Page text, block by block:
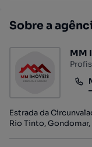
Sobre a
MM
Estrada da
Rio Tinto,